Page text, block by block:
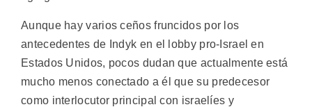
Aunque hay varios ceños fruncidos por los
antecedentes de Indyk en el lobby pro-Israel en
Estados Unidos, pocos dudan que actualmente está
mucho menos conectado a él que su predecesor
como interlocutor principal con israelíes y